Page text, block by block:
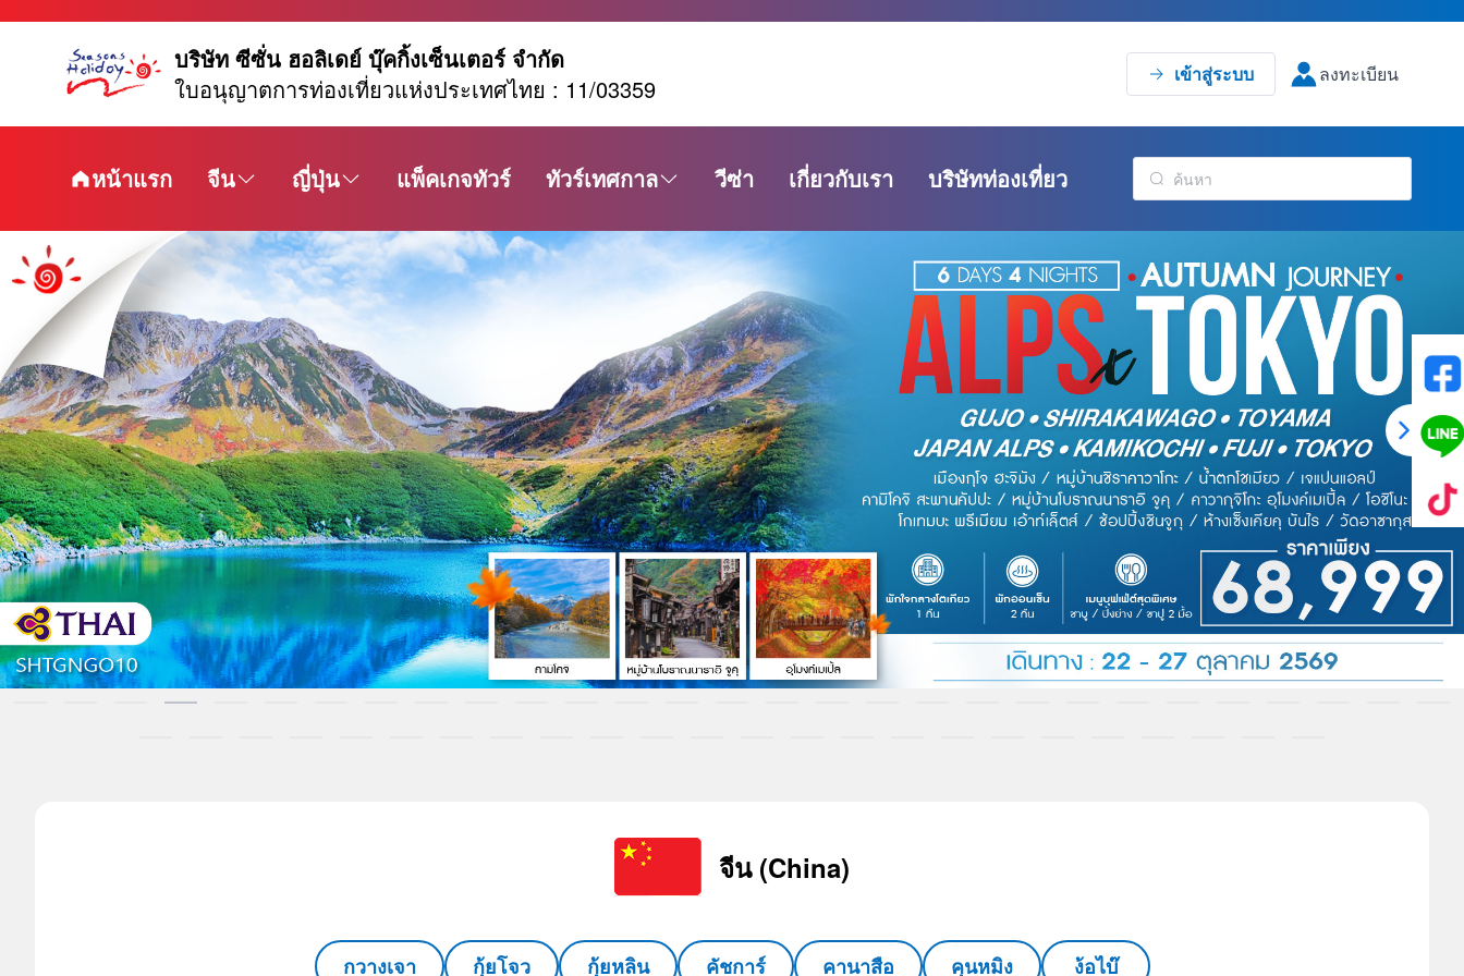
บริษัท ซีซั่น ฮอลิเดย์ บุ๊คกิ้งเซ็นเตอร์ จำกัด
ใบอนุญาตการท่องเที่ยวแห่งประเทศไทย : 11/03359
เข้าสู่ระบบ ลงทะเบียน
หน้าแรก จีน ญี่ปุ่น แพ็คเกจทัวร์ ทัวร์เทศกาล วีซ่า เกี่ยวกับเรา บริษัทท่องเที่ยว
จีน (China)
กวางเจา กุ้ยโจว กุ้ยหลิน คัชการ์ คานาสือ คุนหมิง ง้อไบ๊